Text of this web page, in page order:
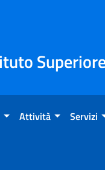
Attività Servizi